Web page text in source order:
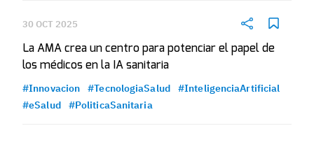
30 OCT 2025
La AMA crea un centro para potenciar el papel de
los médicos en la IA sanitaria
#Innovacion #TecnologiaSalud
#InteligenciaArtificial
#eSalud
#PoliticaSanitaria